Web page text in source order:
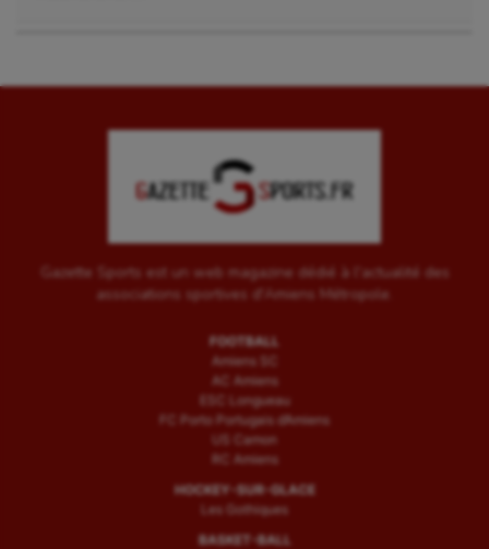
Triathlon
Ultimate frisbee
UNSS
Wakeboard
Gazette Sports est un web magazine dédié à l'actualité des
associations sportives d'Amiens Métropole.
FOOTBALL
Amiens SC
AC Amiens
ESC Longueau
FC Porto Portugais d’Amiens
US Camon
RC Amiens
HOCKEY-SUR-GLACE
Les Gothiques
BASKET-BALL